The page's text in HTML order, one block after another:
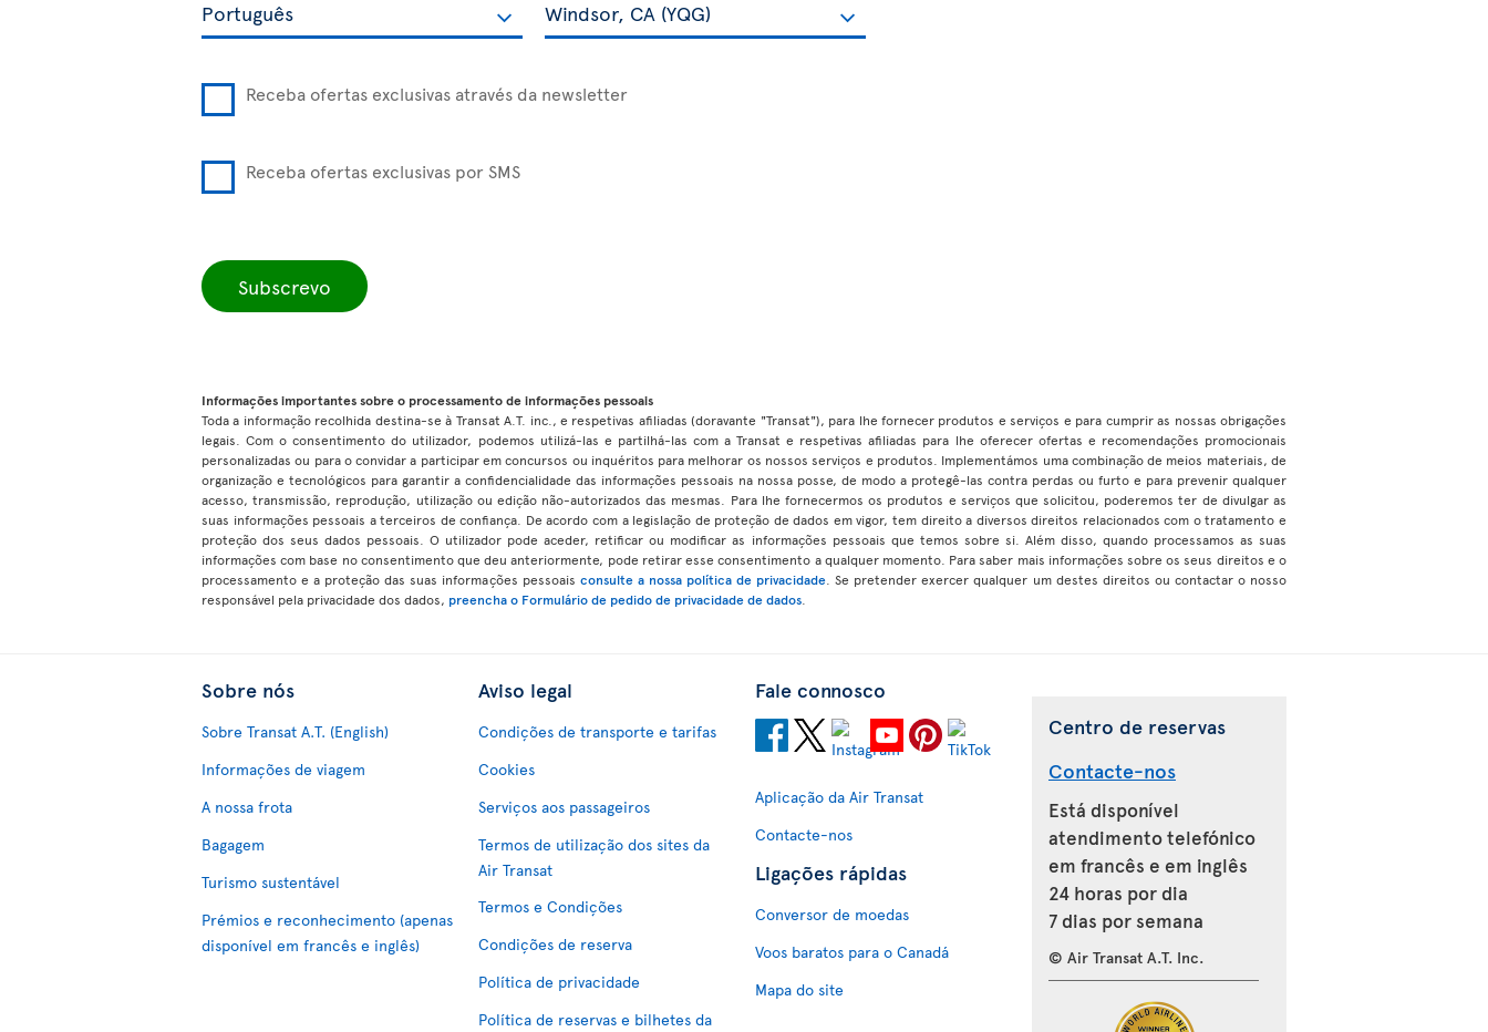
Receba ofertas exclusivas através da newsletter
Receba ofertas exclusivas por SMS
Subscrevo
Informações importantes sobre o processamento de informações pessoais
Toda a informação recolhida destina-se à Transat A.T. inc., e respetivas afiliadas (doravante "Transat"), para lhe fornecer produtos e serviços e para cumprir as nossas obrigações
legais. Com o consentimento do utilizador, podemos utilizá-las e partilhá-las com a Transat e respetivas afiliadas para lhe oferecer ofertas e recomendações promocionais
personalizadas ou para o convidar a participar em concursos ou inquéritos para melhorar os nossos serviços e produtos. Implementámos uma combinação de meios materiais, de
organização e tecnológicos para garantir a confidencialidade das informações pessoais na nossa posse, de modo a protegê-las contra perdas ou furto e para prevenir qualquer
acesso, transmissão, reprodução, utilização ou edição não-autorizados das mesmas. Para lhe fornecermos os produtos e serviços que solicitou, poderemos ter de divulgar as
suas informações pessoais a terceiros de confiança. De acordo com a legislação de proteção de dados em vigor, tem direito a diversos direitos relacionados com o tratamento e
proteção dos seus dados pessoais. O utilizador pode aceder, retificar ou modificar as informações pessoais que temos sobre si. Além disso, quando processamos as suas
informações com base no consentimento que deu anteriormente, pode retirar esse consentimento a qualquer momento. Para saber mais informações sobre os seus direitos e o
processamento e a proteção das suas informações pessoais consulte a nossa política de privacidade . Se pretender exercer qualquer um destes direitos ou contactar o nosso
responsável pela privacidade dos dados, preencha o Formulário de pedido de privacidade de dados
Sobre nós
Sobre Transat A.T. (English)
Informações de viagem
A nossa frota
Bagagem
Turismo sustentável
Prémios e reconhecimento (apenas
disponível em francês e inglês)
Aviso legal
Condições de transporte e tarifas
Cookies
Serviços aos passageiros
Termos de utilização dos sites da
Air Transat
Termos e Condições
Condições de reserva
Política de privacidade
Política de reservas e bilhetes da
Fale connosco
Aplicação da Air Transat
Contacte-nos
Ligações rápidas
Conversor de moedas
Voos baratos para o Canadá
Mapa do site
Centro de reservas
Contacte-nos
Está disponível
atendimento telefónico
em francês e em inglês
24 horas por dia
7 dias por semana
© Air Transat A.T. Inc.